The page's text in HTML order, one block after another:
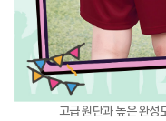
고급 원단과 높은 완성